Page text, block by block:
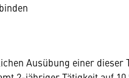
Ausübung einer dieser